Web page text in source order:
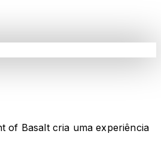
of Basalt cria uma experiência